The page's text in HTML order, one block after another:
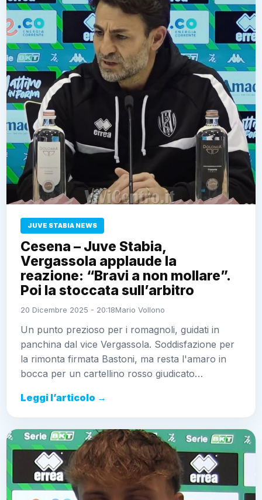
JUVE STABIA NEWS
Cesena – Juve Stabia,
Vergassola applaude la
reazione: “Bravi a non mollare”.
Poi la stoccata sull’arbitro
20 Dicembre 2025 - 20:18Mario Vollono
Un punto prezioso per i romagnoli, guidati in
panchina dal vice Vergassola. Soddisfazione per
la rimonta firmata Bastoni, ma resta l'amaro in
bocca per un cartellino rosso giudicato…
Leggi l’articolo →